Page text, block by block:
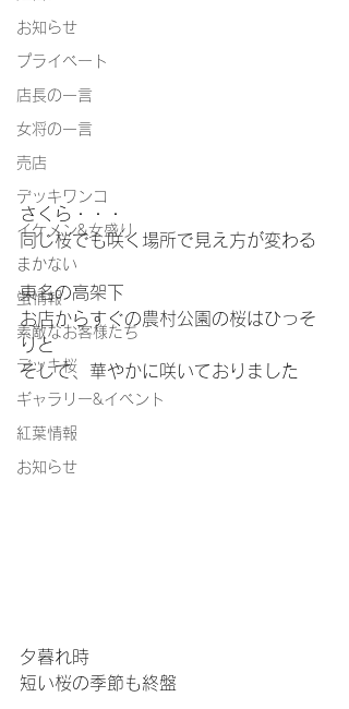
お知らせ
プライベート
店長の一言
女将の一言
売店
デッキワンコ
イケメン&女盛り
まかない
蛍情報
素敵なお客様たち
デッキ桜
ギャラリー&イベント
紅葉情報
お知らせ
さくら・・・
同じ桜でも咲く場所で見え方が変わる
東名の高架下
お店からすぐの農村公園の桜はひっそ
りと
そして、華やかに咲いておりました
夕暮れ時
短い桜の季節も終盤